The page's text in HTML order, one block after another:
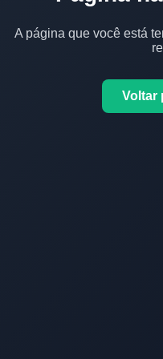
A página que você está
Voltar